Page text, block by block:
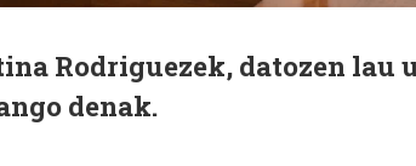
Rodriguezek, datozen lau
denak.